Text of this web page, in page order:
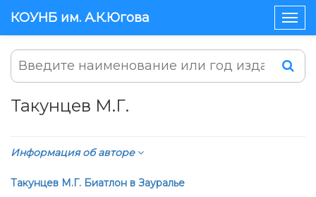
КОУНБ им. А.К.Югова
Такунцев М.Г.
Информация об авторе
Такунцев М.Г. Биатлон в Зауралье